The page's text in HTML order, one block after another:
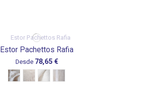
Estor Pachettos Rafia
Desde 78,65 €